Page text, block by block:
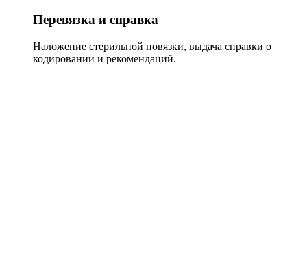
Перевязка и справка
Наложение стерильной повязки, выдача справки о
кодировании и рекомендаций.